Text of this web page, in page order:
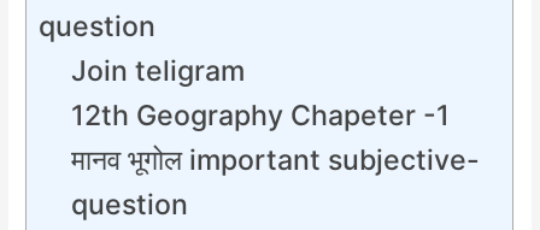
question
Join teligram
12th Geography Chapeter -1
मानव भूगोल important subjective-
question